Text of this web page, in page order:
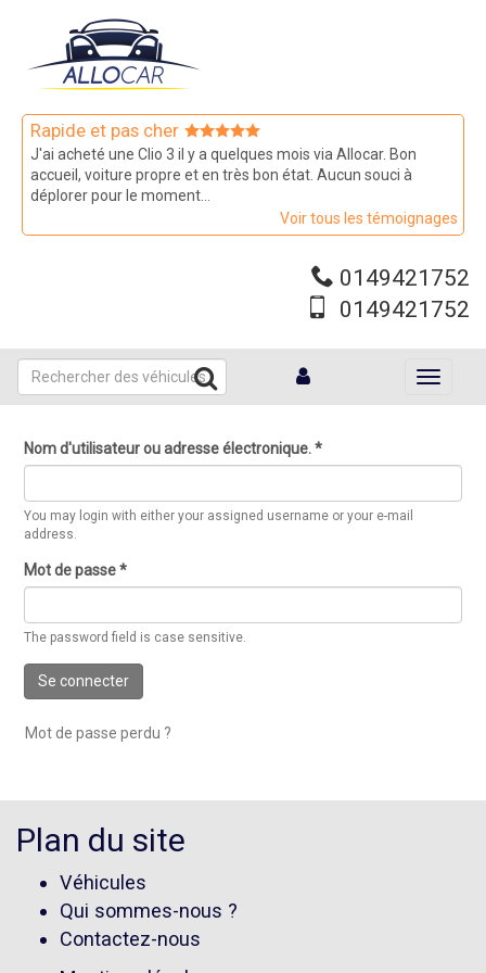
principal
Rapide et pas cher
J'ai acheté une Clio 3 il y a quelques mois via Allocar. Bon
accueil, voiture propre et en très bon état. Aucun souci à
déplorer pour le moment...
Voir tous les témoignages
0149421752
0149421752
Toggle
Nom d'utilisateur ou adresse électronique.*
You may login with either your assigned username or your e-mail
address.
Mot de passe*
The password field is case sensitive.
Se connecter
Mot de passe perdu ?
Plan du site
Véhicules
Qui sommes-nous ?
Contactez-nous